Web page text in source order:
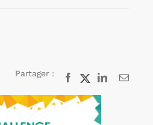
Partager : Facebook
X LinkedInEmail